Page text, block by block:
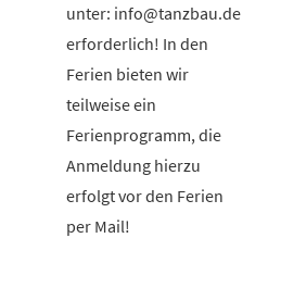
unter: info@tanzbau.de
erforderlich! In den
Ferien bieten wir
teilweise ein
Ferienprogramm, die
Anmeldung hierzu
erfolgt vor den Ferien
per Mail!